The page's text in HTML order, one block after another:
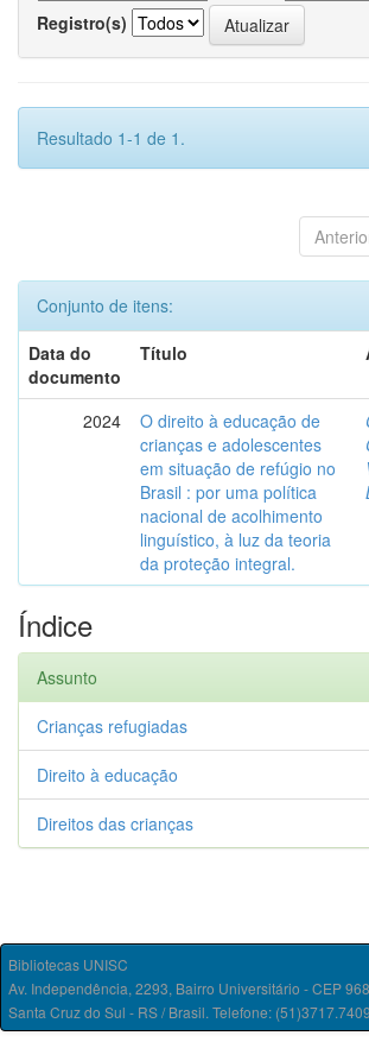
Registro(s)
Resultado 1-1 de 1.
Conjunto de itens:
Data do
documento
Título
2024
O direito à educação de
crianças e adolescentes
em situação de refúgio no
Brasil : por uma política
nacional de acolhimento
linguístico, à luz da teoria
da proteção integral.
Índice
Assunto
Crianças refugiadas
Direito à educação
Direitos das crianças
Bibliotecas UNISC
Av. Independência, 2293, Bairro Universitário - CEP
Santa Cruz do Sul - RS / Brasil. Telefone: (51)3717.7409